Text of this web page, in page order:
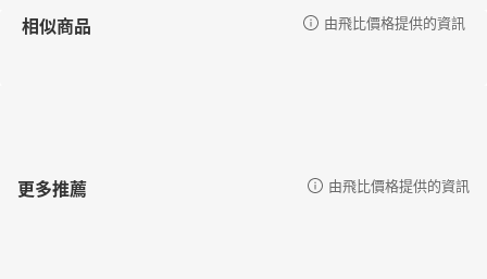
相似商品 由飛比價格提供的資訊
更多推薦 由飛比價格提供的資訊